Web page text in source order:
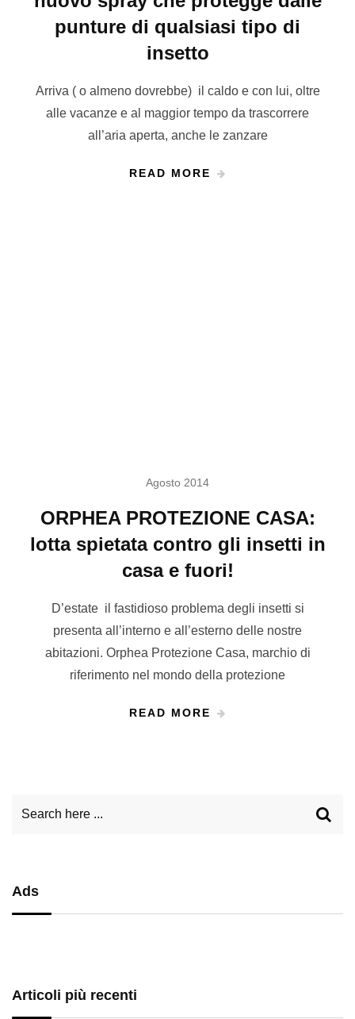
punture di qualsiasi tipo di
insetto
Arriva ( o almeno dovrebbe) il caldo e con lui, oltre
alle vacanze e al maggior tempo da trascorrere
all’aria aperta, anche le zanzare
READ MORE
Agosto 2014
ORPHEA PROTEZIONE CASA:
lotta spietata contro gli insetti in
casa e fuori!
D’estate il fastidioso problema degli insetti si
presenta all’interno e all’esterno delle nostre
abitazioni. Orphea Protezione Casa, marchio di
riferimento nel mondo della protezione
READ MORE
Ads
Articoli più recenti